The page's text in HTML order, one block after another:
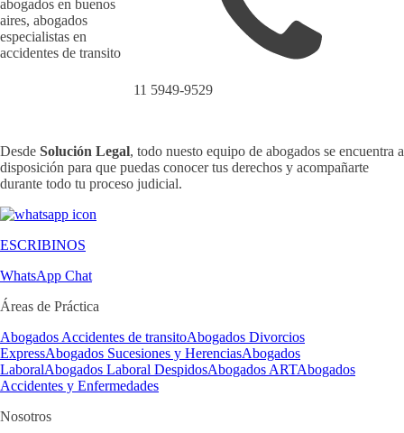
11 5949-9529
Desde Solución Legal, todo nuesto equipo de abogados se encuentra a
disposición para que puedas conocer tus derechos y acompañarte
durante todo tu proceso judicial.
ESCRIBINOS
WhatsApp Chat
Áreas de Práctica
Abogados Accidentes de transitoAbogados Divorcios
ExpressAbogados Sucesiones y HerenciasAbogados
LaboralAbogados Laboral DespidosAbogados ARTAbogados
Accidentes y Enfermedades
Nosotros